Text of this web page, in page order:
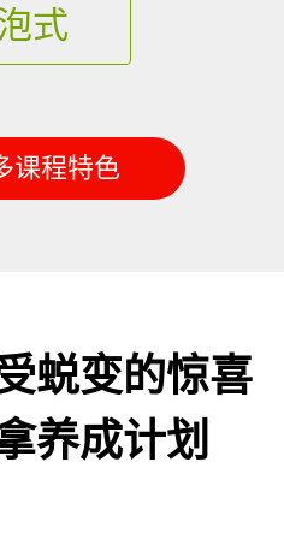
式
课程特色
蜕变的惊喜
养成计划